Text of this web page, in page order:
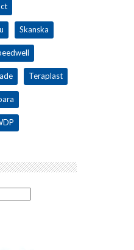
Skanska
Teraplast